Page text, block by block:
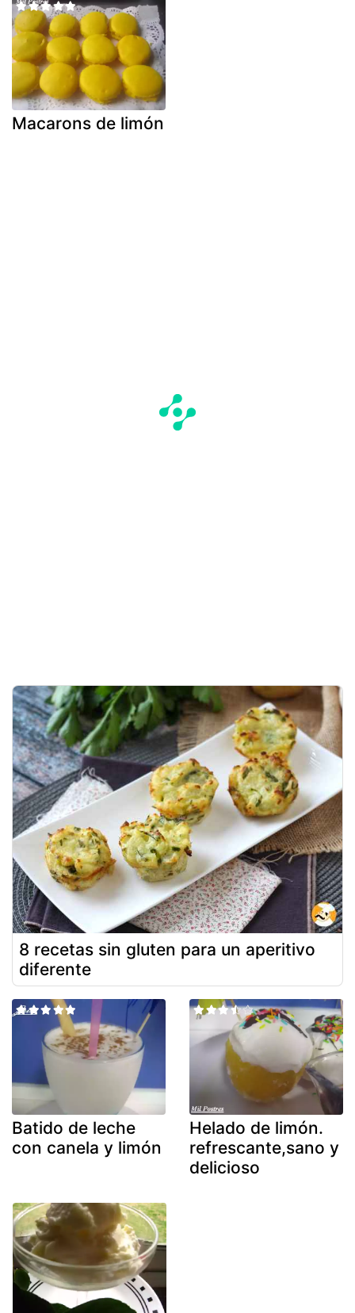
Macarons de limón
8 recetas sin gluten para un aperitivo
diferente
Batido de leche
con canela y limón
Helado de limón.
refrescante,sano y
delicioso